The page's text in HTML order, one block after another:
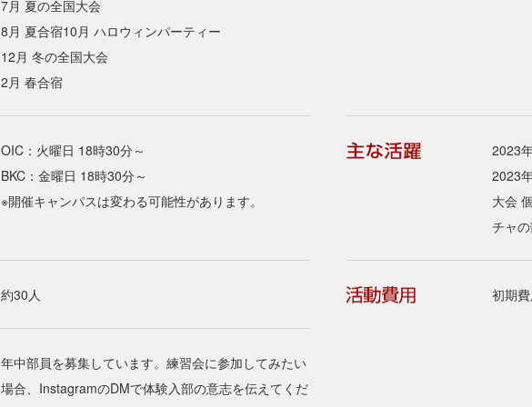
7月 夏の全国大会
8月 夏合宿10月 ハロウィンパーティー
12月 冬の全国大会
2月 春合宿
OIC：火曜日 18時30分～
BKC：金曜日 18時30分～
※開催キャンパスは変わる可能性があります。
2023
2023
大会
チャ
約30人 初期
年中部員を募集しています。練習会に参加してみたい
場合、InstagramのDMで体験入部の意志を伝えてくだ